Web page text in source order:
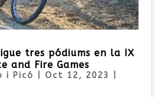
tres pódiums en la IX
and Fire Games
i Picó Oct 12, 2023